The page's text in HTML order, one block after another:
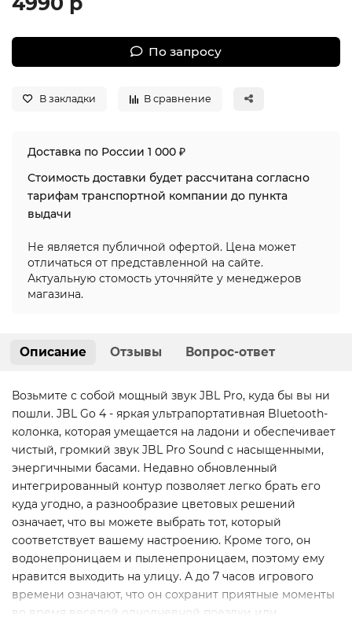
По запросу
В закладки В сравнение
Доставка по России 1 000 ₽
Стоимость доставки будет рассчитана согласно
тарифам транспортной компании до пункта
выдачи
Не является публичной офертой. Цена может
отличаться от представленной на сайте.
Актуальную стомость уточняйте у менеджеров
магазина.
Описание Отзывы Вопрос-ответ
Возьмите с собой мощный звук JBL Pro, куда бы вы ни
пошли. JBL Go 4 - яркая ультрапортативная Bluetooth-
колонка, которая умещается на ладони и обеспечивает
чистый, громкий звук JBL Pro Sound с насыщенными,
энергичными басами. Недавно обновленный
интегрированный контур позволяет легко брать его
куда угодно, а разнообразие цветовых решений
означает, что вы можете выбрать тот, который
соответствует вашему настроению. Кроме того, он
водонепроницаем и пыленепроницаем, поэтому ему
нравится выходить на улицу. А до 7 часов игрового
времени означают, что он сохранит приятные моменты
во время веселой однодневной поездки или